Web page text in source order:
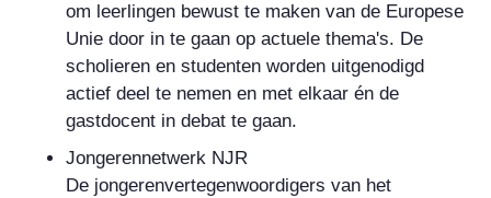
om leerlingen bewust te maken van de Europese
Unie door in te gaan op actuele thema's. De
scholieren en studenten worden uitgenodigd
actief deel te nemen en met elkaar én de
gastdocent in debat te gaan.
Jongerennetwerk NJR
De jongerenvertegenwoordigers van het